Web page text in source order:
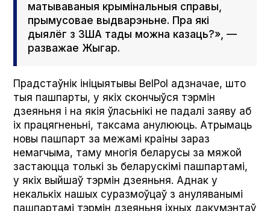
матываваныя крымінальныя справы,
прымусовае выдварэньне. Пра які
дыялёг з ЗША тады можна казаць?», —
разважае Жыгар.
Прадстаўнік ініцыятывы BelPol адзначае, што
тыя пашпарты, у якіх скончыўся тэрмін
дзеяньня і на якія ўласьнікі не падалі заяву аб
іх працягненьні, таксама анулююць. Атрымаць
новы пашпарт за межамі краіны зараз
немагчыма, таму многія беларусы за мяжой
застаюцца толькі зь беларускімі пашпартамі,
у якіх выйшаў тэрмін дзеяньня. Аднак у
некалькіх нашых суразмоўцаў з ануляванымі
пашпартамі тэрмін дзеяньня іхных дакумэнтаў